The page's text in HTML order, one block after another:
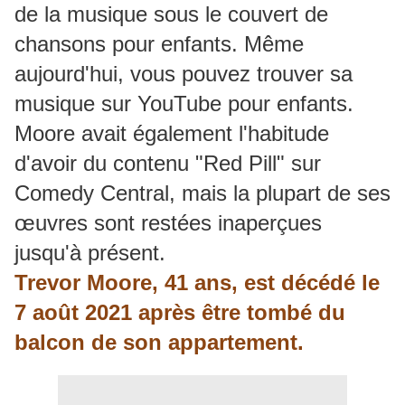
de la musique sous le couvert de
chansons pour enfants. Même
aujourd'hui, vous pouvez trouver sa
musique sur YouTube pour enfants.
Moore avait également l'habitude
d'avoir du contenu "Red Pill" sur
Comedy Central, mais la plupart de ses
œuvres sont restées inaperçues
jusqu'à présent.
Trevor Moore, 41 ans, est décédé le
7 août 2021 après être tombé du
balcon de son appartement.